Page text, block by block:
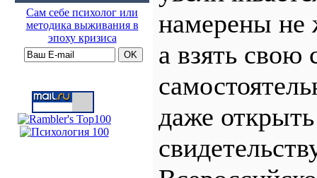
Сам себе психолог или
методика выживания в
эпоху кризиса
намерены не
а взять свою
даже